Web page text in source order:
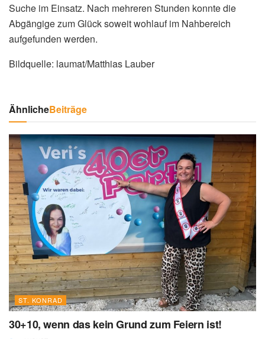
Suche im Einsatz. Nach mehreren Stunden konnte die
Abgängige zum Glück soweit wohlauf im Nahbereich
aufgefunden werden.
Bildquelle: laumat/Matthias Lauber
ÄhnlicheBeiträge
ST. KONRAD
30+10, wenn das kein Grund zum Feiern ist!